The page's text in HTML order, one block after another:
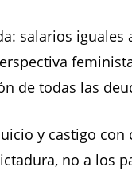
salarios iguales
de todas las
y castigo
no a los